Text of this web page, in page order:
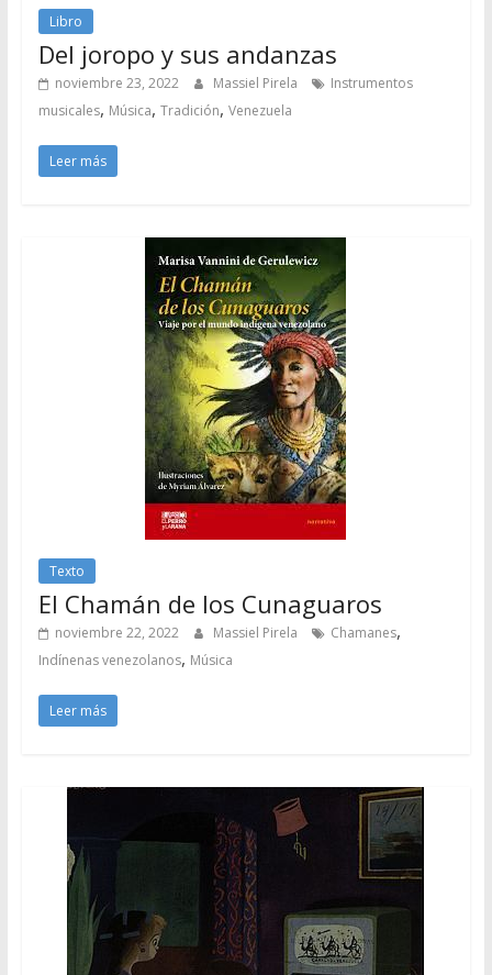
Libro
Del joropo y sus andanzas
noviembre 23, 2022 Massiel Pirela
Instrumentos
musicales, Música, Tradición, Venezuela
Leer más
Texto
El Chamán de los Cunaguaros
noviembre 22, 2022 Massiel Pirela Chamanes,
Indínenas venezolanos, Música
Leer más